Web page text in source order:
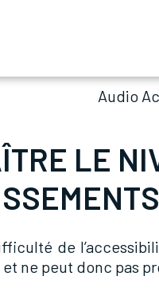
Audio
LE
de
ne peut donc pas